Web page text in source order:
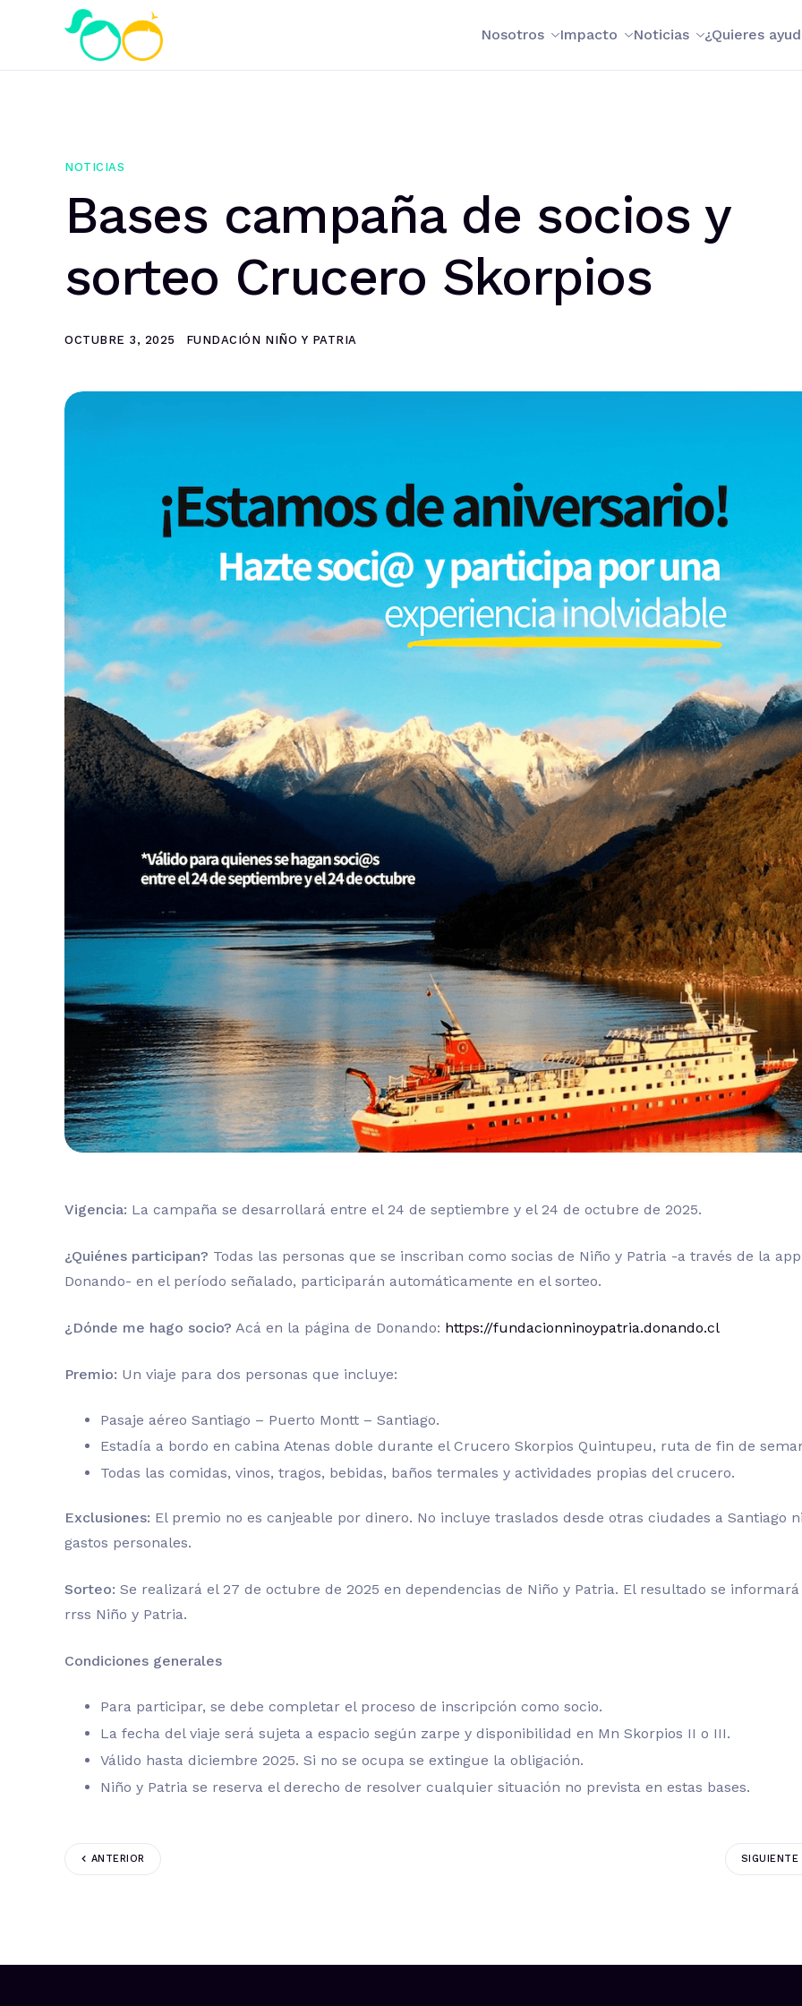
Nosotros Impacto Noticias ¿Quieres
NOTICIAS
Bases campaña de socios y
sorteo Crucero Skorpios
OCTUBRE 3, 2025 FUNDACIÓN NIÑO Y PATRIA
Vigencia: La campaña se desarrollará entre el 24 de septiembre y el 24 de octubre de 2025.
¿Quiénes participan? Todas las personas que se inscriban como socias de Niño y Patria -a través de la app
Donando- en el período señalado, participarán automáticamente en el sorteo.
¿Dónde me hago socio? Acá en la página de Donando: https://fundacionninoypatria.donando.cl
Premio: Un viaje para dos personas que incluye:
Pasaje aéreo Santiago – Puerto Montt – Santiago.
Estadía a bordo en cabina Atenas doble durante el Crucero Skorpios Quintupeu, ruta de fin de
Todas las comidas, vinos, tragos, bebidas, baños termales y actividades propias del crucero.
Exclusiones: El premio no es canjeable por dinero. No incluye traslados desde otras ciudades a Santiago ni
gastos personales.
Sorteo: Se realizará el 27 de octubre de 2025 en dependencias de Niño y Patria. El resultado se informará
rrss Niño y Patria.
Condiciones generales
Para participar, se debe completar el proceso de inscripción como socio.
La fecha del viaje será sujeta a espacio según zarpe y disponibilidad en Mn Skorpios II o III.
Válido hasta diciembre 2025. Si no se ocupa se extingue la obligación.
Niño y Patria se reserva el derecho de resolver cualquier situación no prevista en estas bases.
ANTERIOR SIGUIENTE